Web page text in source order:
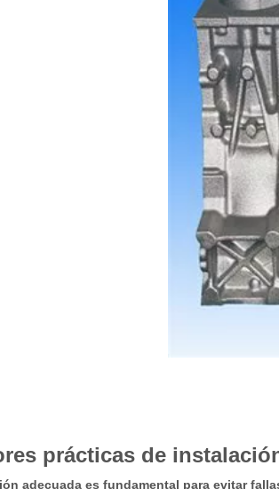
prácticas de
adecuada es fundamental para evitar